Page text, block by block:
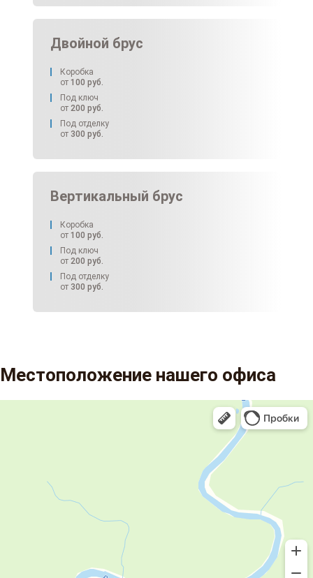
Двойной брус
Коробка
от 100 руб.
Под ключ
от 200 руб.
Под отделку
от 300 руб.
Вертикальный брус
Коробка
от 100 руб.
Под ключ
от 200 руб.
Под отделку
от 300 руб.
Местоположение нашего офиса